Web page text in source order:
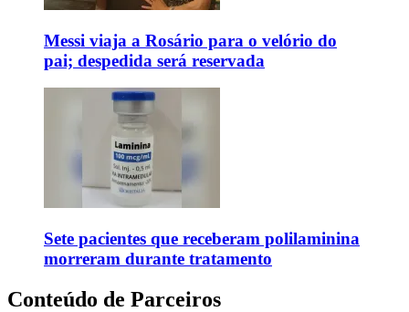
Messi viaja a Rosário para o velório do
pai; despedida será reservada
Sete pacientes que receberam polilaminina
morreram durante tratamento
Conteúdo de Parceiros